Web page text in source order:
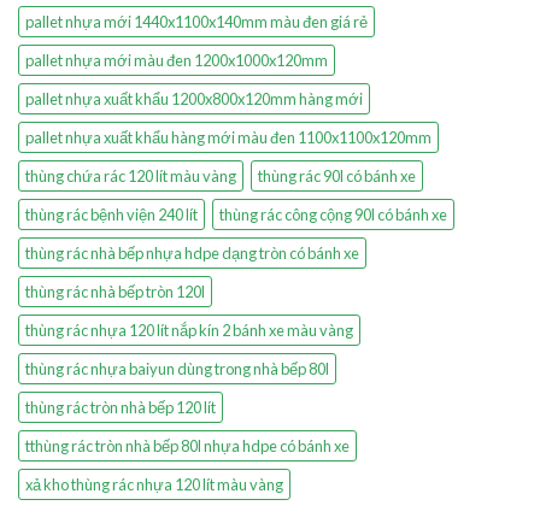
pallet nhựa mới 1440x1100x140mm màu đen giá rẻ
pallet nhựa mới màu đen 1200x1000x120mm
pallet nhựa xuất khẩu 1200x800x120mm hàng mới
pallet nhựa xuất khẩu hàng mới màu đen 1100x1100x120mm
thùng chứa rác 120 lít màu vàng
thùng rác 90l có bánh xe
thùng rác bệnh viện 240 lít
thùng rác công cộng 90l có bánh xe
thùng rác nhà bếp nhựa hdpe dạng tròn có bánh xe
thùng rác nhà bếp tròn 120l
thùng rác nhựa 120 lít nắp kín 2 bánh xe màu vàng
thùng rác nhựa baiyun dùng trong nhà bếp 80l
thùng rác tròn nhà bếp 120 lít
tthùng rác tròn nhà bếp 80l nhựa hdpe có bánh xe
xả kho thùng rác nhựa 120 lít màu vàng